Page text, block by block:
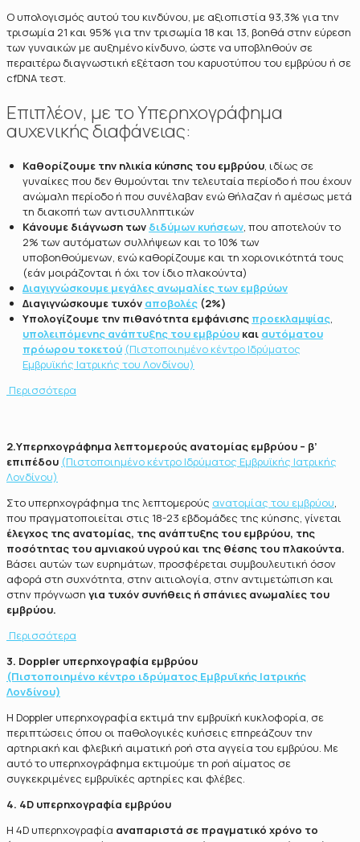
Ο υπολογισμός αυτού του κινδύνου, με αξιοπιστία 93,3% για την
τρισωμία 21 και 95% για την τρισωμία 18 και 13, βοηθά στην εύρεση
των γυναικών με αυξημένο κίνδυνο, ώστε να υποβληθούν σε
περαιτέρω διαγνωστική εξέταση του καρυοτύπου του εμβρύου ή σε
cfDNA τεστ.
Επιπλέον, με το Υπερηχογράφημα
αυχενικής διαφάνειας:
Καθορίζουμε την ηλικία κύησης του εμβρύου, ιδίως σε
γυναίκες που δεν θυμούνται την τελευταία περίοδο ή που έχουν
ανώμαλη περίοδο ή που συνέλαβαν ενώ θήλαζαν ή αμέσως μετά
τη διακοπή των αντισυλληπτικών
Κάνουμε διάγνωση των διδύμων κυήσεων, που αποτελούν το
2% των αυτόματων συλλήψεων και το 10% των
υποβοηθούμενων, ενώ καθορίζουμε και τη χοριονικότητά τους
(εάν μοιράζονται ή όχι τον ίδιο πλακούντα)
Διαγιγνώσκουμε μεγάλες ανωμαλίες των εμβρύων
Διαγιγνώσκουμε τυχόν αποβολές (2%)
Υπολογίζουμε την πιθανότητα εμφάνισης προεκλαμψίας,
υπολειπόμενης ανάπτυξης του εμβρύου και αυτόματου
πρόωρου τοκετού (Πιστοποιημένο κέντρο Ιδρύματος
Εμβρυϊκής Ιατρικής του Λονδίνου)
Περισσότερα
2.Υπερηχογράφημα λεπτομερούς ανατομίας εμβρύου – β’
επιπέδου (Πιστοποιημένο κέντρο Ιδρύματος Εμβρυϊκής Ιατρικής
Λονδίνου)
Στο υπερηχογράφημα της λεπτομερούς ανατομίας του εμβρύου,
που πραγματοποιείται στις 18-23 εβδομάδες της κύησης, γίνεται
έλεγχος της ανατομίας, της ανάπτυξης του εμβρύου, της
ποσότητας του αμνιακού υγρού και της θέσης του πλακούντα.
Βάσει αυτών των ευρημάτων, προσφέρεται συμβουλευτική όσον
αφορά στη συχνότητα, στην αιτιολογία, στην αντιμετώπιση και
στην πρόγνωση για τυχόν συνήθεις ή σπάνιες ανωμαλίες του
εμβρύου.
Περισσότερα
3. Doppler υπερηχογραφία εμβρύου
(Πιστοποιημένο κέντρο ιδρύματος Εμβρυϊκής Ιατρικής
Λονδίνου)
Η Doppler υπερηχογραφία εκτιμά την εμβρυϊκή κυκλοφορία, σε
περιπτώσεις όπου οι παθολογικές κυήσεις επηρεάζουν την
αρτηριακή και φλεβική αιματική ροή στα αγγεία του εμβρύου. Με
αυτό το υπερηχογράφημα εκτιμούμε τη ροή αίματος σε
συγκεκριμένες εμβρυϊκές αρτηρίες και φλέβες.
4. 4D υπερηχογραφία εμβρύου
Η 4D υπερηχογραφία αναπαριστά σε πραγματικό χρόνο το